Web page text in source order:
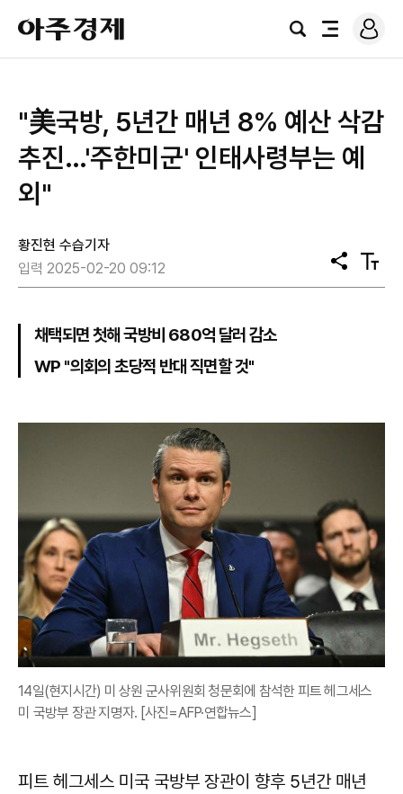
아
주
경
검
전
로
그
"美국방, 5년간 매년 8% 예산 삭감
추진…'주한미군' 인태사령부는 예
외"
황진현 수습기자
입력 2025-02-20 09:12
공
유
텍
스
채택되면 첫해 국방비 680억 달러 감소
WP "의회의 초당적 반대 직면할 것"
14일(현지시간) 미 상원 군사위원회 청문회에 참석한 피트 헤그세스
미 국방부 장관 지명자. [사진=AFP·연합뉴스]
피트 헤그세스 미국 국방부 장관이 향후 5년간 매년